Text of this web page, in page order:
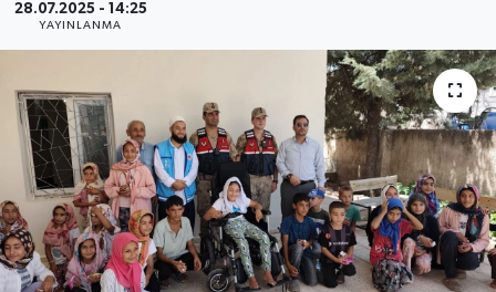
28.07.2025 - 14:25
YAYINLANMA
Kültür
Son Dakika Haberleri